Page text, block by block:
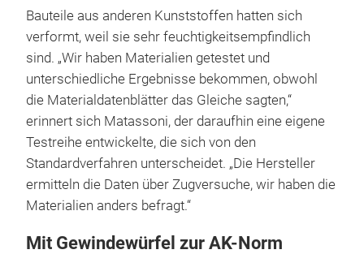
Bauteile aus anderen Kunststoffen hatten sich
verformt, weil sie sehr feuchtigkeitsempfindlich
sind. „Wir haben Materialien getestet und
unterschiedliche Ergebnisse bekommen, obwohl
die Materialdatenblätter das Gleiche sagten,“
erinnert sich Matassoni, der daraufhin eine eigene
Testreihe entwickelte, die sich von den
Standardverfahren unterscheidet. „Die Hersteller
ermitteln die Daten über Zugversuche, wir haben die
Materialien anders befragt.“
Mit Gewindewürfel zur AK-Norm